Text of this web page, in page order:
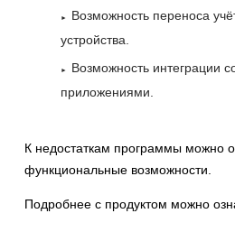
Возможность переноса
устройства.
Возможность интеграции
приложениями.
К недостаткам программы можно
функциональные возможности.
Подробнее с продуктом можно